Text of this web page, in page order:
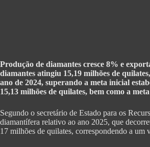
Produção de diamantes cresce 8% e
diamantes atingiu 15,19 milhões de
ano de 2024, superando a meta inicial
15,13 milhões de quilates, bem como a
Segundo o secretário de Estado para os
diamantífera relativo ao ano 2025, que
17 milhões de quilates, correspondendo a